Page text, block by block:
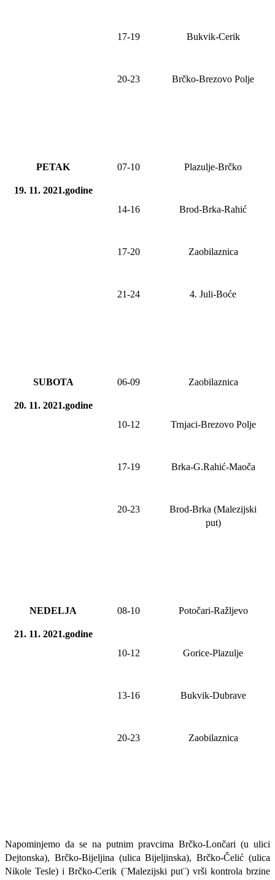
17-19 Bukvik-Cerik
20-23 Brčko-Brezovo Polje
PETAK
19. 11. 2021.godine
07-10 Plazulje-Brčko
14-16 Brod-Brka-Rahić
17-20 Zaobilaznica
21-24 4. Juli-Boće
SUBOTA
20. 11. 2021.godine
06-09 Zaobilaznica
10-12 Trnjaci-Brezovo Polje
17-19 Brka-G.Rahić-Maoča
20-23
Brod-Brka (Malezijski
put)
NEDELJA
21. 11. 2021.godine
08-10 Potočari-Ražljevo
10-12 Gorice-Plazulje
13-16 Bukvik-Dubrave
20-23 Zaobilaznica
Napominjemo da se na putnim pravcima Brčko-Lončari (u ulici
Dejtonska), Brčko-Bijeljina (ulica Bijeljinska), Brčko-Čelić (ulica
Nikole Tesle) i Brčko-Cerik (¨Malezijski put¨) vrši kontrola brzine